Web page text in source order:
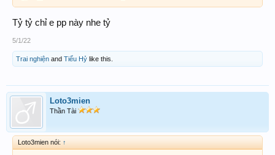
Tỷ tỷ chỉ e pp này nhe tỷ
5/1/22
Trai nghiện and Tiểu Hỷ like this.
Loto3mien
Thần Tài
Loto3mien nói: ↑